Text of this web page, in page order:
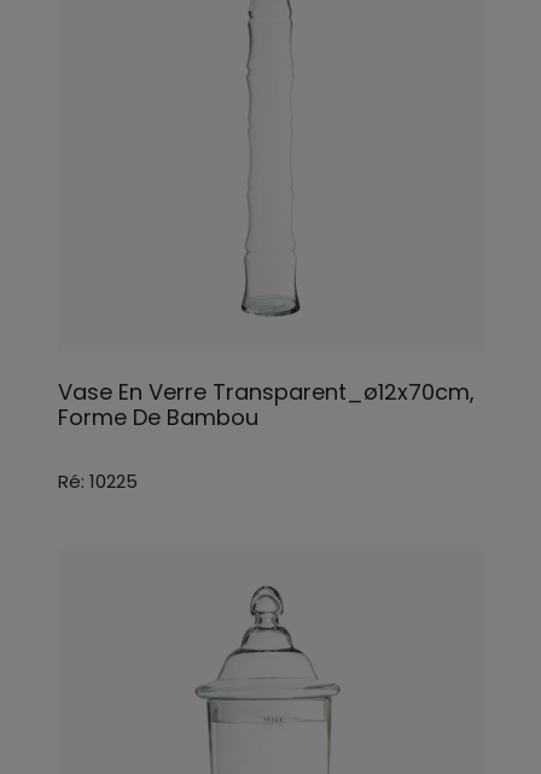
Vase En Verre Transparent_ø12x70cm,
Forme De Bambou
Ré: 10225